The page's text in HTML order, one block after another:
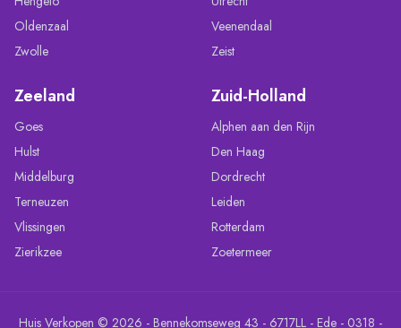
Oldenzaal
Zwolle
Veenendaal
Zeist
Zeeland
Goes
Hulst
Middelburg
Terneuzen
Vlissingen
Zierikzee
Zuid-Holland
Alphen aan den Rijn
Den Haag
Dordrecht
Leiden
Rotterdam
Zoetermeer
Huis Verkopen © 2026 - Bennekomseweg 43 - 6717LL - Ede - 0318 -